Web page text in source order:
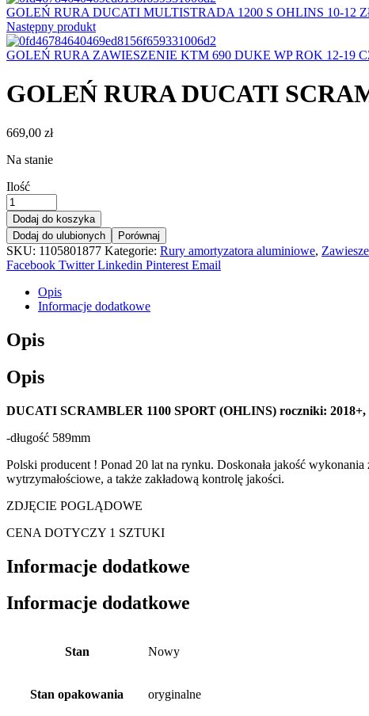
GOLEŃ RURA DUCATI MULTISTRADA 1200 S OHLINS 10-12
Następny produkt
GOLEŃ RURA ZAWIESZENIE KTM 690 DUKE WP ROK 12-19
GOLEŃ RURA DUCATI
669,00 zł
Na stanie
Ilość
GOLEŃ
RURA
DUCATI
SCRAMBLER
1100
SPORT
OHLINS
ZŁOTY
Dodaj do koszyka
Dodaj do ulubionych
Porównaj
SKU: 1105801877 Kategorie: Rury amortyzatora aluminiowe,
Facebook Twitter Linkedin Pinterest Email
Opis
Informacje dodatkowe
Opis
Opis
DUCATI SCRAMBLER 1100 SPORT (OHLINS) roczniki: 2018+,
-długość 589mm
Polski producent ! Ponad 20 lat na rynku. Doskonała jakość
wytrzymałościowe, a także zakładową kontrolę jakości.
ZDJĘCIE POGLĄDOWE
CENA DOTYCZY 1 SZTUKI
Informacje dodatkowe
Informacje dodatkowe
Stan Nowy
Stan opakowania oryginalne